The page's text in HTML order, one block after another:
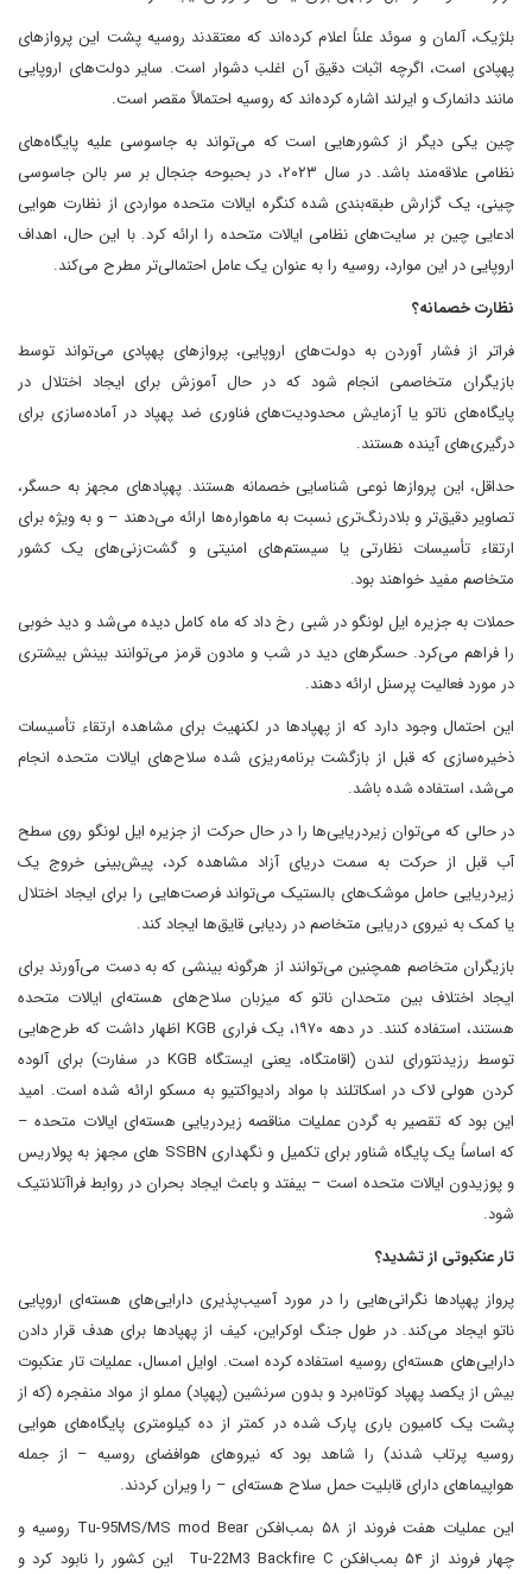
بلژیک، آلمان و سوئد علناً اعلام کرده‌اند که معتقدند روسیه پشت این پروازهای
پهپادی است، اگرچه اثبات دقیق آن اغلب دشوار است. سایر دولت‌های اروپایی
مانند دانمارک و ایرلند اشاره کرده‌اند که روسیه احتمالاً مقصر است.
چین یکی دیگر از کشورهایی است که می‌تواند به جاسوسی علیه پایگاه‌های
نظامی علاقه‌مند باشد. در سال ۲۰۲۳، در بحبوحه جنجال بر سر بالن جاسوسی
چینی، یک گزارش طبقه‌بندی شده کنگره ایالات متحده مواردی از نظارت هوایی
ادعایی چین بر سایت‌های نظامی ایالات متحده را ارائه کرد. با این حال، اهداف
اروپایی در این موارد، روسیه را به عنوان یک عامل احتمالی‌تر مطرح می‌کند.
نظارت خصمانه؟
فراتر از فشار آوردن به دولت‌های اروپایی، پروازهای پهپادی می‌تواند توسط
بازیگران متخاصمی انجام شود که در حال آموزش برای ایجاد اختلال در
پایگاه‌های ناتو یا آزمایش محدودیت‌های فناوری ضد پهپاد در آماده‌سازی برای
درگیری‌های آینده هستند.
حداقل، این پروازها نوعی شناسایی خصمانه هستند. پهپادهای مجهز به حسگر،
تصاویر دقیق‌تر و بلادرنگ‌تری نسبت به ماهواره‌ها ارائه می‌دهند – و به ویژه برای
ارتقاء تأسیسات نظارتی یا سیستم‌های امنیتی و گشت‌زنی‌های یک کشور
متخاصم مفید خواهند بود.
حملات به جزیره ایل لونگو در شبی رخ داد که ماه کامل دیده می‌شد و دید خوبی
را فراهم می‌کرد. حسگرهای دید در شب و مادون قرمز می‌توانند بینش بیشتری
در مورد فعالیت پرسنل ارائه دهند.
این احتمال وجود دارد که از پهپادها در لکنهیث برای مشاهده ارتقاء تأسیسات
ذخیره‌سازی که قبل از بازگشت برنامه‌ریزی شده سلاح‌های ایالات متحده انجام
می‌شد، استفاده شده باشد.
در حالی که می‌توان زیردریایی‌ها را در حال حرکت از جزیره ایل لونگو روی سطح
آب قبل از حرکت به سمت دریای آزاد مشاهده کرد، پیش‌بینی خروج یک
زیردریایی حامل موشک‌های بالستیک می‌تواند فرصت‌هایی را برای ایجاد اختلال
یا کمک به نیروی دریایی متخاصم در ردیابی قایق‌ها ایجاد کند.
بازیگران متخاصم همچنین می‌توانند از هرگونه بینشی که به دست می‌آورند برای
ایجاد اختلاف بین متحدان ناتو که میزبان سلاح‌های هسته‌ای ایالات متحده
هستند، استفاده کنند. در دهه ۱۹۷۰، یک فراری KGB اظهار داشت که طرح‌هایی
توسط رزیدنتورای لندن (اقامتگاه، یعنی ایستگاه KGB در سفارت) برای آلوده
کردن هولی لاک در اسکاتلند با مواد رادیواکتیو به مسکو ارائه شده است. امید
این بود که تقصیر به گردن عملیات مناقصه زیردریایی هسته‌ای ایالات متحده –
که اساساً یک پایگاه شناور برای تکمیل و نگهداری SSBN های مجهز به پولاریس
و پوزیدون ایالات متحده است – بیفتد و باعث ایجاد بحران در روابط فراآتلانتیک
شود.
تار عنکبوتی از تشدید؟
پرواز پهپادها نگرانی‌هایی را در مورد آسیب‌پذیری دارایی‌های هسته‌ای اروپایی
ناتو ایجاد می‌کند. در طول جنگ اوکراین، کیف از پهپادها برای هدف قرار دادن
دارایی‌های هسته‌ای روسیه استفاده کرده است. اوایل امسال، عملیات تار عنکبوت
بیش از یکصد پهپاد کوتاه‌برد و بدون سرنشین (پهپاد) مملو از مواد منفجره (که از
پشت یک کامیون باری پارک شده در کمتر از ده کیلومتری پایگاه‌های هوایی
روسیه پرتاب شدند) را شاهد بود که نیروهای هوافضای روسیه – از جمله
هواپیماهای دارای قابلیت حمل سلاح هسته‌ای – را ویران کردند.
این عملیات هفت فروند از ۵۸ بمب‌افکن Tu-95MS/MS mod Bear روسیه و
چهار فروند از ۵۴ بمب‌افکن Tu-22M3 Backfire C این کشور را نابود کرد و